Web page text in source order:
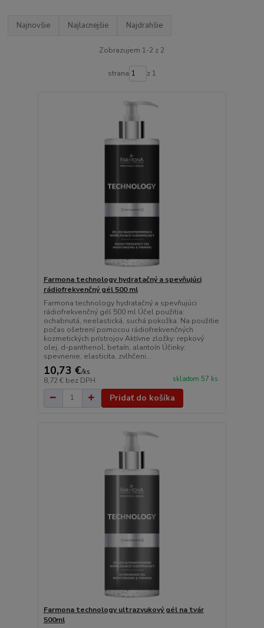
Najnovšie Najlacnejšie Najdrahšie
Zobrazujem 1-2 z 2
strana z 1
Farmona technology hydratačný a spevňujúci
rádiofrekvenčný gél 500 ml
Farmona technology hydratačný a spevňujúci
rádiofrekvenčný gél 500 ml Účel použitia:
ochabnutá, neelastická, suchá pokožka. Na použitie
počas ošetrení pomocou rádiofrekvenčných
kozmetických prístrojov Aktívne zložky: repkový
olej, d-panthenol, betaín, alantoín Účinky:
spevnenie, elasticita, zvlhčeni...
10,73 €/ks
8,72 € bez DPH skladom 57 ks
Pridať do košíka
Farmona technology ultrazvukový gél na tvár
500ml